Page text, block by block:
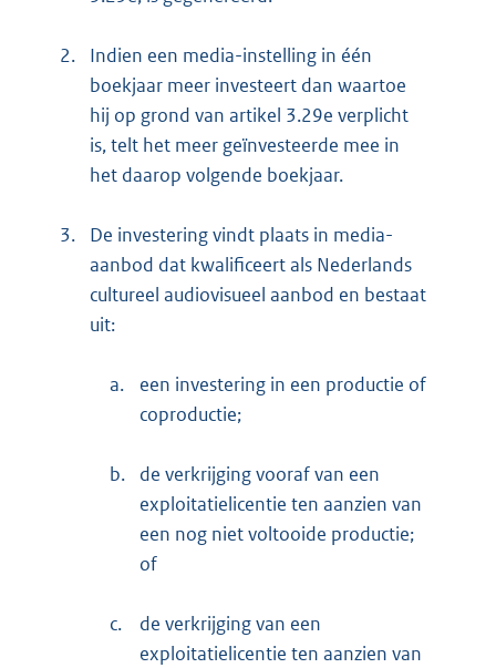
2.
Indien een media-instelling in één
boekjaar meer investeert dan waartoe
hij op grond van artikel 3.29e verplicht
is, telt het meer geïnvesteerde mee in
het daarop volgende boekjaar.
3.
De investering vindt plaats in media-
aanbod dat kwalificeert als Nederlands
cultureel audiovisueel aanbod en bestaat
uit:
a.
een investering in een productie of
coproductie;
b.
de verkrijging vooraf van een
exploitatielicentie ten aanzien van
een nog niet voltooide productie;
of
c.
de verkrijging van een
exploitatielicentie ten aanzien van